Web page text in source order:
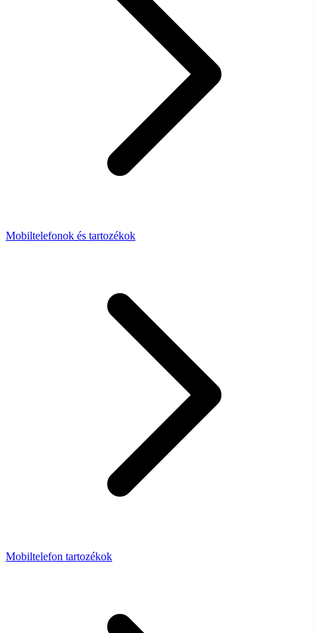
Mobiltelefonok és tartozékok
Mobiltelefon tartozékok